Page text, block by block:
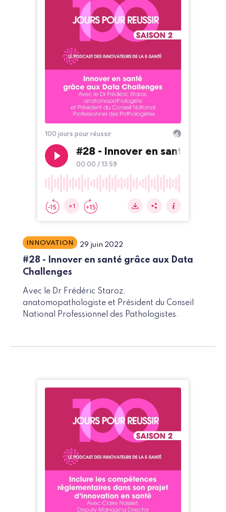
#28 - Innover en santé grâce aux Data
Challenges
Avec le Dr Frédéric Staroz,
anatomopathologiste et Président du Conseil
National Professionnel des Pathologistes.
INNOVATION 29 juin 2022